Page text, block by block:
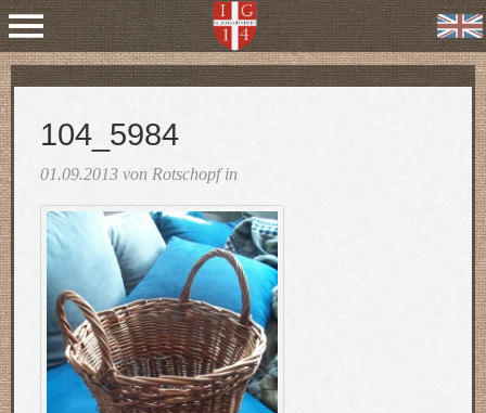
104_5984
01.09.2013 von Rotschopf in